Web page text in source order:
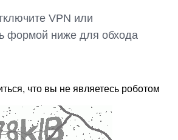
VPN или
формой ниже для обхода
что вы не являетесь роботом